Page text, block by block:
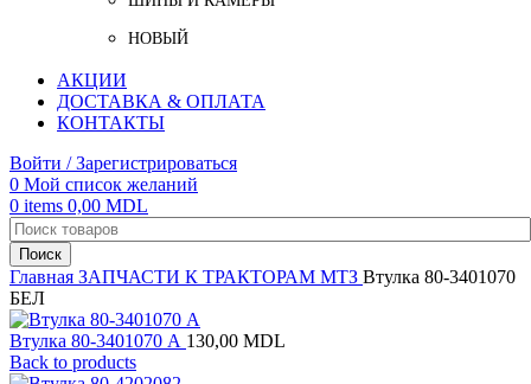
НОВЫЙ
АКЦИИ
ДОСТАВКА & ОПЛАТА
КОНТАКТЫ
Войти / Зарегистрироваться
0 Мой список желаний
0 items 0,00 MDL
Поиск
Главная ЗАПЧАСТИ К ТРАКТОРАМ МТЗ Втулка 80-3401070
БЕЛ
Втулка 80-3401070 А 130,00 MDL
Back to products